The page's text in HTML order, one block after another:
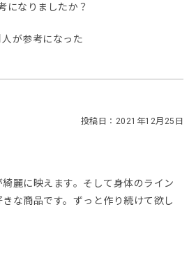
になりましたか？
人が参考になった
投稿日：2021年12月25日
麗に映えます。そして身体のライン
な商品です。ずっと作り続けて欲し